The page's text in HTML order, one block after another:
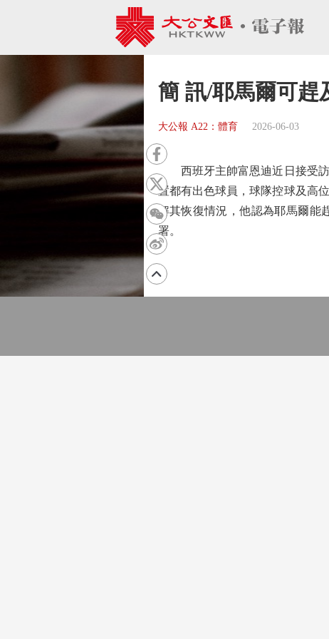
簡 訊/耶馬爾可趕
大公報 A22：體育 2026-06-03
西班牙主帥富恩迪近日接受訪
置都有出色球員，球隊控球及高
解其恢復情況，他認為耶馬爾能
署。